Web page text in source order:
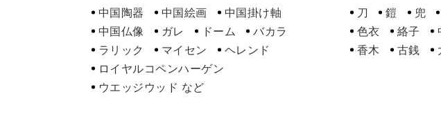
中国陶器 中国絵画
中国掛け軸
中国仏像
ガレ ドーム
バカラ
ラリック
マイセン
ヘレンド
ロイヤルコペンハーゲン
ウエッジウッド
刀 鎧 兜
色衣
絡子
香木
古銭